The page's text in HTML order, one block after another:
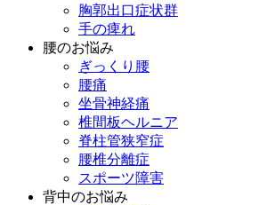
胸郭出口症状群
手の痺れ
腰のお悩み
ぎっくり腰
腰痛
坐骨神経痛
椎間板ヘルニア
脊柱管狭窄症
腰椎分離症
スポーツ障害
背中のお悩み